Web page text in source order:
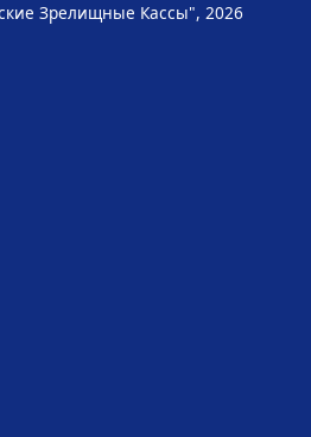
Зрелищные Кассы", 2026